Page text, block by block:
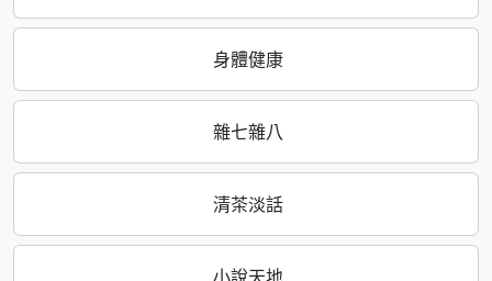
身體健康
雜七雜八
清茶淡話